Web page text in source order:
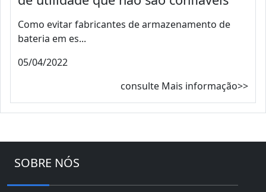
Como evitar fabricantes de armazenamento de
bateria em es...
05/04/2022
consulte Mais informação>>
SOBRE NÓS